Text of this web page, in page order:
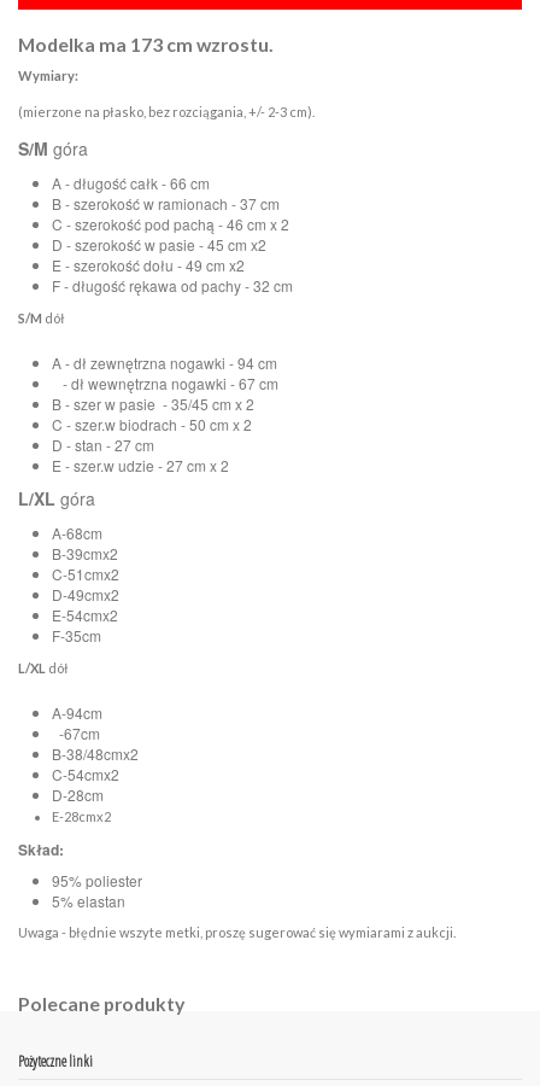
Modelka ma 173 cm wzrostu.
Wymiary:
(mierzone na płasko, bez rozciągania, +/- 2-3 cm).
S/M góra
A - długość całk - 66 cm
B - szerokość w ramionach - 37 cm
C - szerokość pod pachą - 46 cm x 2
D - szerokość w pasie - 45 cm x2
E - szerokość dołu - 49 cm x2
F - długość rękawa od pachy - 32 cm
S/M dół
A - dł zewnętrzna nogawki - 94 cm
- dł wewnętrzna nogawki - 67 cm
B - szer w pasie - 35/45 cm x 2
C - szer.w biodrach - 50 cm x 2
D - stan - 27 cm
E - szer.w udzie - 27 cm x 2
L/XL góra
A-68cm
B-39cmx2
C-51cmx2
D-49cmx2
E-54cmx2
F-35cm
L/XL dół
A-94cm
-67cm
B-38/48cmx2
C-54cmx2
D-28cm
E-28cmx2
Skład:
95% poliester
5% elastan
Uwaga - błędnie wszyte metki, proszę sugerować się wymiarami z aukcji.
Polecane produkty
Pożyteczne linki